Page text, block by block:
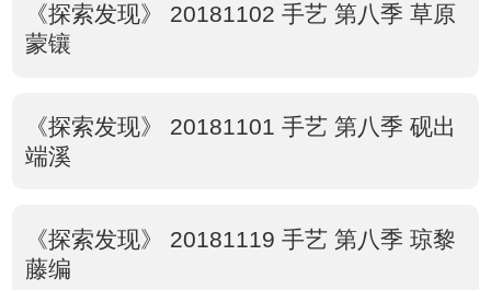
《探索发现》 20181102 手艺 第八季 草原
蒙镶
《探索发现》 20181101 手艺 第八季 砚出
端溪
《探索发现》 20181119 手艺 第八季 琼黎
藤编